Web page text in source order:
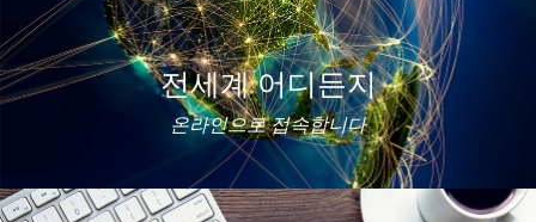
전세계 어디든지
온라인으로 접속합니다